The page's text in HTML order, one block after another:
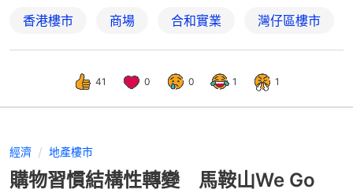
香港樓市 商場 合和實業 灣仔區樓市
41 0 0 1 1
經濟 地產樓市
購物習慣結構性轉變 馬鞍山We Go